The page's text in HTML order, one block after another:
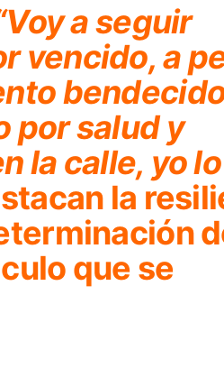
a seguir
vencido, a
por salud y
la calle, yo
la
que se